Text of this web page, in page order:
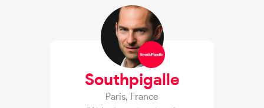
Southpigalle
Paris, France